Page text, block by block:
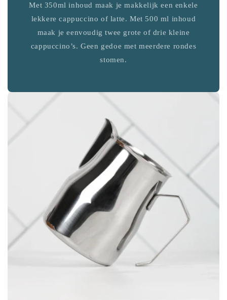
Met 350ml inhoud maak je makkelijk een enkele
lekkere cappuccino of latte. Met 500 ml inhoud
maak je eenvoudig twee grote of drie kleine
cappuccino’s. Geen gedoe met meerdere rondes
stomen.